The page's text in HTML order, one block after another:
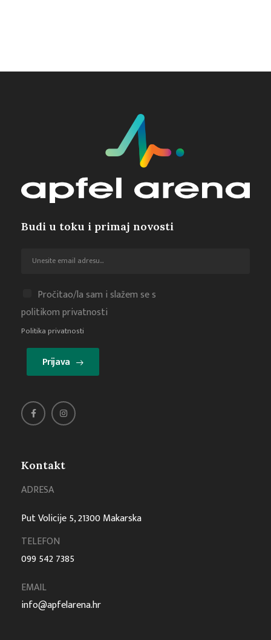
Kontakt
ADRESA
Put Volicije 5, 21300 Makarska
TELEFON
099 542 7385
EMAIL
info@apfelarena.hr
Budi u toku i primaj novosti
Pročitao/la sam i slažem se s
politikom privatnosti
Politika privatnosti
Prijava